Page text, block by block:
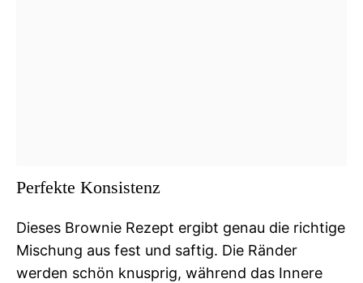
Perfekte Konsistenz
Dieses Brownie Rezept ergibt genau die richtige
Mischung aus fest und saftig. Die Ränder
werden schön knusprig, während das Innere